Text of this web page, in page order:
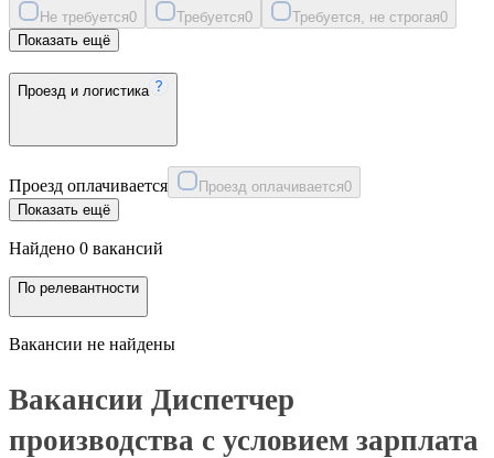
Не требуется0 Требуется0 Требуется, не строгая0
Показать ещё
Проезд и логистика
Проезд оплачивается Проезд оплачивается0
Показать ещё
Найдено 0 вакансий
По релевантности
Вакансии не найдены
Вакансии Диспетчер
производства с условием зарплата